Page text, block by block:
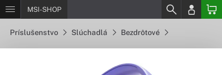
MSI-SHOP
Príslušenstvo Slúchadlá Bezdrôtové